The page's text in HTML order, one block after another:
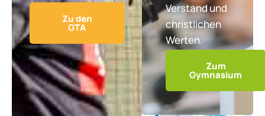
Zu den
GTA
Verstand und
christlichen
Werten.
Zum
Gymnasium